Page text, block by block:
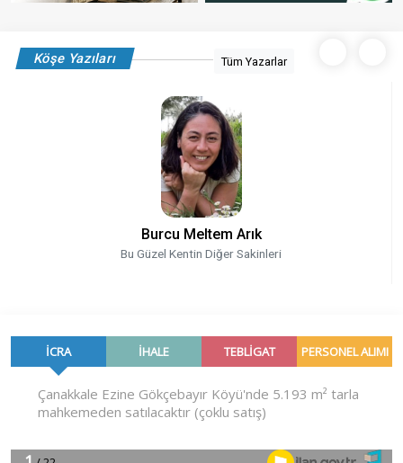
Köşe Yazıları Tüm Yazarlar
Burcu Meltem Arık
Bu Güzel Kentin Diğer Sakinleri